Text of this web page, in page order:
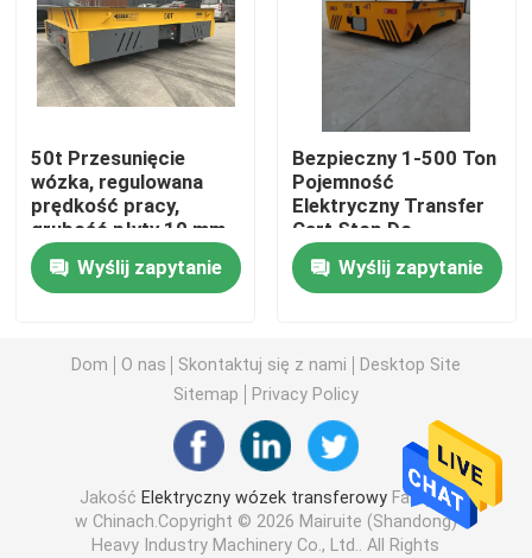
Wózek transportowy AGV
Wózek do transportu kolejowego
Suwnica bramowa z oponami gumowymi
Chwyć wiadro
Rozrzutnik dźwigów kontenerowych
Dźwig przeciwwybuchowy
Baldachim konstrukcji stalowej
50t Przesunięcie
wózka, regulowana
prędkość pracy,
grubość płyty 10 mm
Wyślij zapytanie
Bezpieczny 1-500 Ton
Pojemność
Elektryczny Transfer
Cart Stop Do
Przemysłu
Wyślij zapytanie
Dom O nas Skontaktuj się z nami
Desktop Site
Sitemap
Privacy Policy
Jakość Elektryczny wózek transferowy Fabryka
w Chinach.Copyright © 2026 Mairuite (Shandong)
Heavy Industry Machinery Co., Ltd.. All Rights